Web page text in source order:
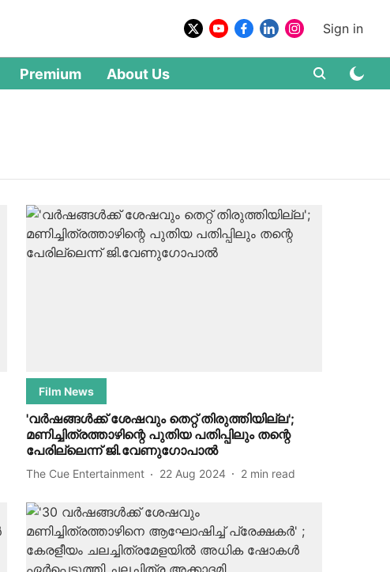
Sign in
Premium About Us
Film News
'വര്‍ഷങ്ങള്‍ക്ക് ശേഷവും തെറ്റ് തിരുത്തിയില്ല';
മണിച്ചിത്രത്താഴിന്റെ പുതിയ പതിപ്പിലും തന്റെ
പേരില്ലെന്ന് ജി.വേണുഗോപാല്‍
The Cue Entertainment 22 Aug 2024 2 min read